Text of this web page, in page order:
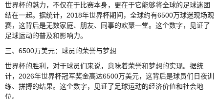
世界杯的魅力，不仅在于比赛本身，更在于它能够将全球的足球迷团
结在一起。据统计，2018年世界杯期间，全球约有6500万球迷现场观
赛，这背后是无数家庭、朋友、同事的欢聚一堂。这个数字，见证了
足球运动的普及和影响力。
三、6500万美元：球员的荣誉与梦想
世界杯的胜利，对于球员们来说，意味着荣誉和梦想的实现。据统
计，2026年世界杯冠军奖金高达6500万美元，这背后是球员们日夜训
练、拼搏的结果。这个数字，见证了足球运动的经济价值和社会地
位。